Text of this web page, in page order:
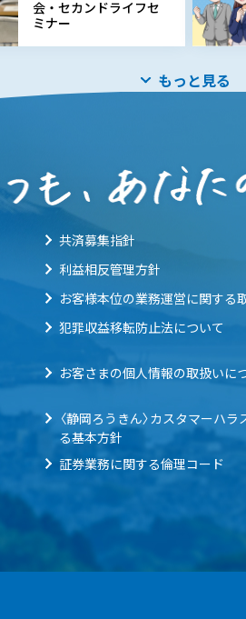
会・セカンドライフセ
ミナー
もっと見る
共済募集指針
利益相反管理方針
お客様本位の業務運営に関する
犯罪収益移転防止法について
お客さまの個人情報の取扱いに
〈静岡ろうきん〉カスタマーハ
る基本方針
証券業務に関する倫理コード